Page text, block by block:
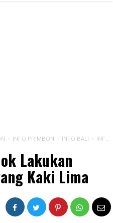
› INFO PRIMBON › INFO BALI › INFO BEKASI
Lakukan
Kaki Lima